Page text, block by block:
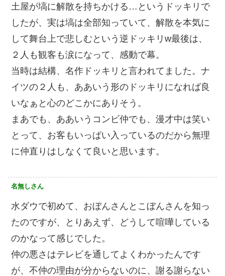
土屋が塙に解散を持ちかける…というドッキリで
したが、実は塙は全部知っていて、解散を本気に
して舞台上で悲しむという逆ドッキリw最後は、
２人も観客も涙になって、感動で幕。
当時は結構、名作ドッキリと言われてました。ナ
イツの２人も、ああいう形のドッキリになれば良
いなぁと心のどこかにありそう。
まあでも、ああいうコンビ仲でも、漫才中は笑い
とって、お客もいっぱい入っているのだから無理
に仲直りはしなくて良いと思います。
名無しさん
水ダウで初めて、おぼんさんとこぼんさんを知っ
たのですが、とりあえず、どうして喧嘩している
のかなって感じでした。
仲の悪さはテレビを通してよくわかったんです
が、不仲の理由が分からないのに、謝る謝らない